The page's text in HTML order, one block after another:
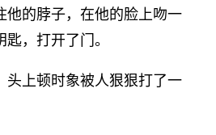
他的脖子，在他的脸上吻一
，打开了门。
头上顿时象被人狠狠打了一